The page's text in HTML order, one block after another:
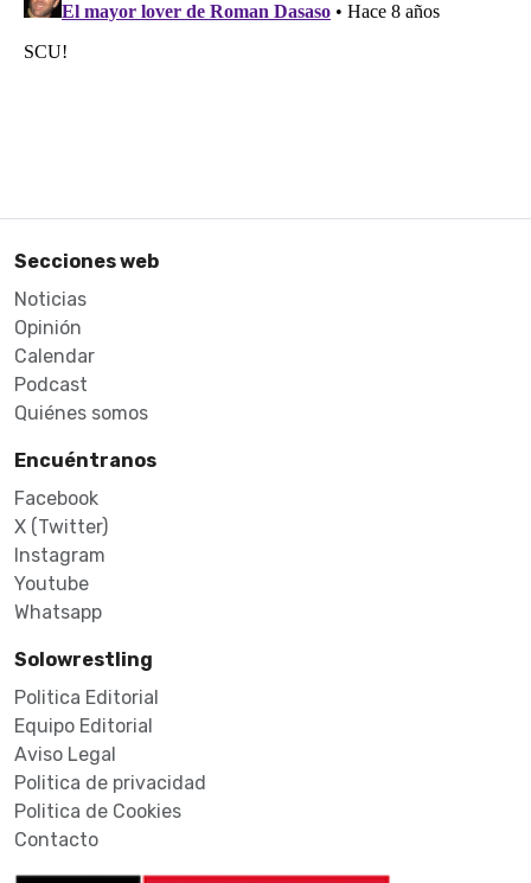
Secciones web
Noticias
Opinión
Calendar
Podcast
Quiénes somos
Encuéntranos
Facebook
X (Twitter)
Instagram
Youtube
Whatsapp
Solowrestling
Politica Editorial
Equipo Editorial
Aviso Legal
Politica de privacidad
Politica de Cookies
Contacto